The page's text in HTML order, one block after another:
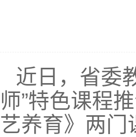
近日，省委
师”特色课程
艺养育》两门